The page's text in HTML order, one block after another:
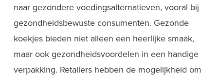
naar gezondere voedingsalternatieven, vooral bij
gezondheidsbewuste consumenten. Gezonde
koekjes bieden niet alleen een heerlijke smaak,
maar ook gezondheidsvoordelen in een handige
verpakking. Retailers hebben de mogelijkheid om